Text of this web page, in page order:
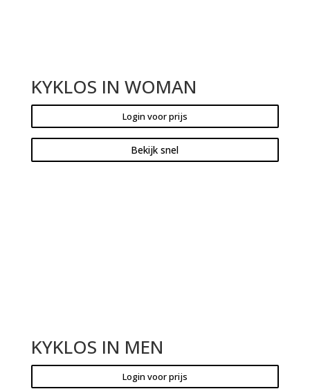
KYKLOS IN WOMAN
Login voor prijs
Bekijk snel
KYKLOS IN MEN
Login voor prijs